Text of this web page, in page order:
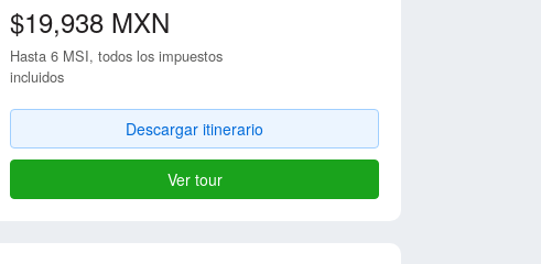
$19,938 MXN
Hasta 6 MSI, todos los impuestos
incluidos
Descargar itinerario
Ver tour